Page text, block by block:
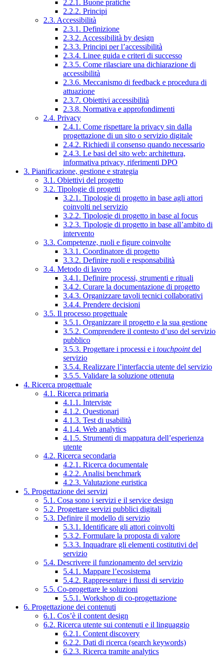
2.2.1. Buone pratiche
2.2.2. Principi
2.3. Accessibilità
2.3.1. Definizione
2.3.2. Accessibilità by design
2.3.3. Principi per l’accessibilità
2.3.4. Linee guida e criteri di successo
2.3.5. Come rilasciare una dichiarazione di
accessibilità
2.3.6. Meccanismo di feedback e procedura di
attuazione
2.3.7. Obiettivi accessibilità
2.3.8. Normativa e approfondimenti
2.4. Privacy
2.4.1. Come rispettare la privacy sin dalla
progettazione di un sito o servizio digitale
2.4.2. Richiedi il consenso quando necessario
2.4.3. Le basi del sito web: architettura,
informativa privacy, riferimenti DPO
3. Pianificazione, gestione e strategia
3.1. Obiettivi del progetto
3.2. Tipologie di progetti
3.2.1. Tipologie di progetto in base agli attori
coinvolti nel servizio
3.2.2. Tipologie di progetto in base al focus
3.2.3. Tipologie di progetto in base all’ambito di
intervento
3.3. Competenze, ruoli e figure coinvolte
3.3.1. Coordinatore di progetto
3.3.2. Definire ruoli e responsabilità
3.4. Metodo di lavoro
3.4.1. Definire processi, strumenti e rituali
3.4.2. Curare la documentazione di progetto
3.4.3. Organizzare tavoli tecnici collaborativi
3.4.4. Prendere decisioni
3.5. Il processo progettuale
3.5.1. Organizzare il progetto e la sua gestione
3.5.2. Comprendere il contesto d’uso del servizio
pubblico
3.5.3. Progettare i processi e i touchpointdel
servizio
3.5.4. Realizzare l’interfaccia utente del servizio
3.5.5. Validare la soluzione ottenuta
4. Ricerca progettuale
4.1. Ricerca primaria
4.1.1. Interviste
4.1.2. Questionari
4.1.3. Test di usabilità
4.1.4. Web analytics
4.1.5. Strumenti di mappatura dell’esperienza
utente
4.2. Ricerca secondaria
4.2.1. Ricerca documentale
4.2.2. Analisi benchmark
4.2.3. Valutazione euristica
5. Progettazione dei servizi
5.1. Cosa sono i servizi e il service design
5.2. Progettare servizi pubblici digitali
5.3. Definire il modello di servizio
5.3.1. Identificare gli attori coinvolti
5.3.2. Formulare la proposta di valore
5.3.3. Inquadrare gli elementi costitutivi del
servizio
5.4. Descrivere il funzionamento del servizio
5.4.1. Mappare l’ecosistema
5.4.2. Rappresentare i flussi di servizio
5.5. Co-progettare le soluzioni
5.5.1. Workshop di co-progettazione
6. Progettazione dei contenuti
6.1. Cos’è il content design
6.2. Ricerca utente sui contenuti e il linguaggio
6.2.1. Content discovery
6.2.2. Dati di ricerca (search keywords)
6.2.3. Ricerca tramite analytics